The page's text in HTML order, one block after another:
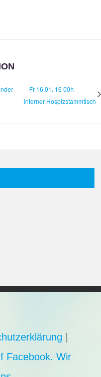
Fr 16.01. 16 00h
interner Hospizstammtisch
Facebook. Wir